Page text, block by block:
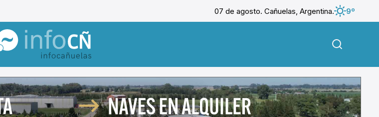
07 de agosto. Cañuelas, Argentina.
9º
InfoCañuelas